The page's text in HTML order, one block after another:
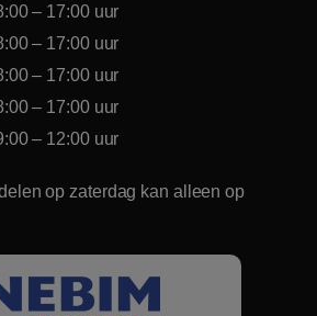
– 17:00 uur
– 17:00 uur
– 17:00 uur
– 17:00 uur
– 12:00 uur
op zaterdag kan alleen op